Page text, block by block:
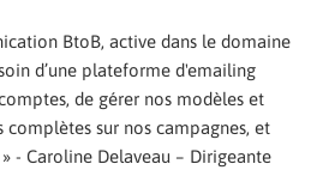
BtoB, active dans le domaine
d’une plateforme d'emailing
de gérer nos modèles et
complètes sur nos campagnes, et
- Caroline Delaveau – Dirigeante